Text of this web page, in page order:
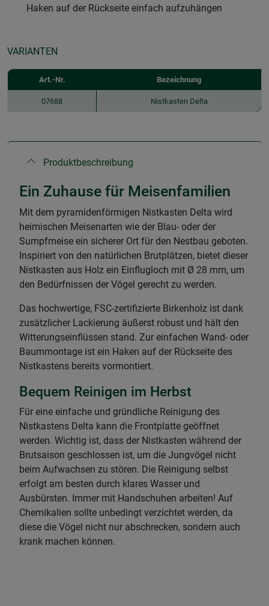
Haken auf der Rückseite einfach aufzuhängen
VARIANTEN
Art.-Nr. Bezeichnung
07688 Nistkasten Delta
Produktbeschreibung
Ein Zuhause für Meisenfamilien
Mit dem pyramidenförmigen Nistkasten Delta wird
heimischen Meisenarten wie der Blau- oder der
Sumpfmeise ein sicherer Ort für den Nestbau geboten.
Inspiriert von den natürlichen Brutplätzen, bietet dieser
Nistkasten aus Holz ein Einflugloch mit Ø 28 mm, um
den Bedürfnissen der Vögel gerecht zu werden.
Das hochwertige, FSC-zertifizierte Birkenholz ist dank
zusätzlicher Lackierung äußerst robust und hält den
Witterungseinflüssen stand. Zur einfachen Wand- oder
Baummontage ist ein Haken auf der Rückseite des
Nistkastens bereits vormontiert.
Bequem Reinigen im Herbst
Für eine einfache und gründliche Reinigung des
Nistkastens Delta kann die Frontplatte geöffnet
werden. Wichtig ist, dass der Nistkasten während der
Brutsaison geschlossen ist, um die Jungvögel nicht
beim Aufwachsen zu stören. Die Reinigung selbst
erfolgt am besten durch klares Wasser und
Ausbürsten. Immer mit Handschuhen arbeiten! Auf
Chemikalien sollte unbedingt verzichtet werden, da
diese die Vögel nicht nur abschrecken, sondern auch
krank machen können.